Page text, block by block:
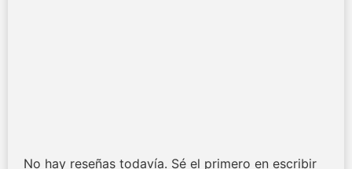
No hay reseñas todavía. Sé el primero en escribir